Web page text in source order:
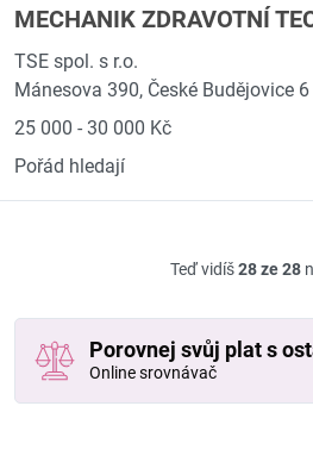
MECHANIK ZDRAVOTNÍ
TSE spol. s r.o.
Mánesova 390, České Budějovice 6
25 000 - 30 000 Kč
Pořád hledají
Teď vidíš28 ze 28
Porovnej svůj plat s
Online srovnávač